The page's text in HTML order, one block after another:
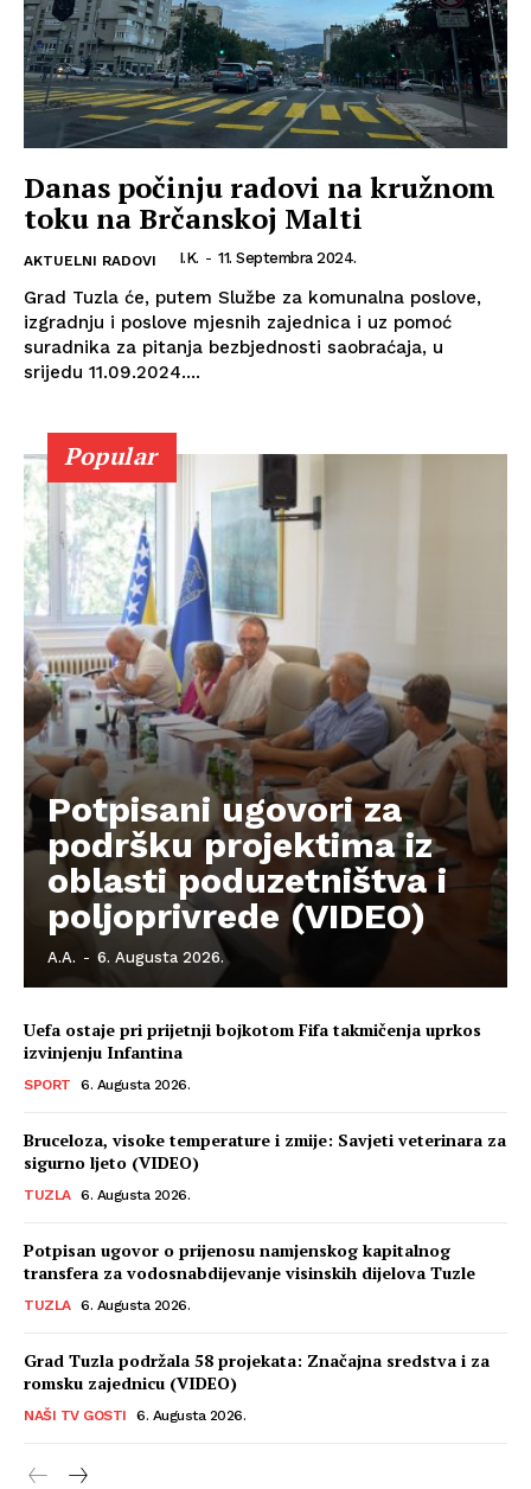
Info
O nama
Kontakt
Impressum
Danas počinju radovi na kružnom
toku na Brčanskoj Malti
AKTUELNI RADOVI I.K. - 11. Septembra 2024.
Grad Tuzla će, putem Službe za komunalna poslove,
izgradnju i poslove mjesnih zajednica i uz pomoć
suradnika za pitanja bezbjednosti saobraćaja, u
srijedu 11.09.2024....
Popular
Potpisani ugovori za
podršku projektima iz
oblasti poduzetništva i
poljoprivrede (VIDEO)
A.A. - 6. Augusta 2026.
Uefa ostaje pri prijetnji bojkotom Fifa takmičenja uprkos
izvinjenju Infantina
SPORT 6. Augusta 2026.
Bruceloza, visoke temperature i zmije: Savjeti veterinara za
sigurno ljeto (VIDEO)
TUZLA 6. Augusta 2026.
Potpisan ugovor o prijenosu namjenskog kapitalnog
transfera za vodosnabdijevanje visinskih dijelova Tuzle
TUZLA 6. Augusta 2026.
Grad Tuzla podržala 58 projekata: Značajna sredstva i za
romsku zajednicu (VIDEO)
NAŠI TV GOSTI 6. Augusta 2026.